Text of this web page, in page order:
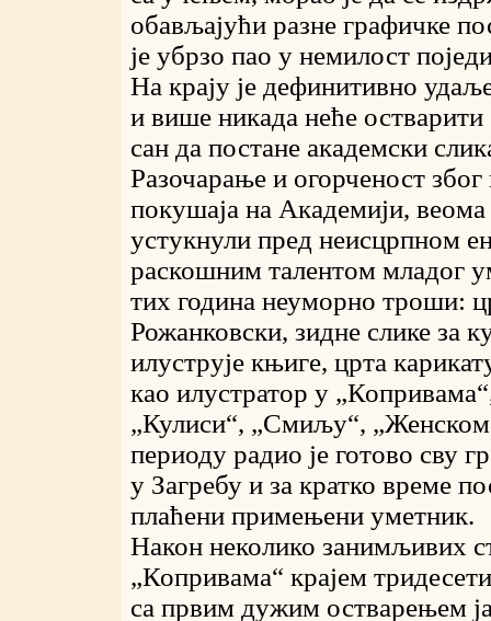
обављајући разне графичке
је убрзо пао у немилост
На крају је дефинитивно
и више никада неће остварити
сан да постане академски
Разочарање и огорченост због
покушаја на Академији, веома
устукнули пред неисцрпном
раскошним талентом младог
тих година неуморно троши:
Рожанковски, зидне слике за
илуструје књиге, црта
као илустратор у
„Кулиси“, „Смиљу“,
периоду радио је готово сву
у Загребу и за кратко време
плаћени примењени уметник.
Након неколико занимљивих
„Копривама“ крајем
са првим дужим остварењем